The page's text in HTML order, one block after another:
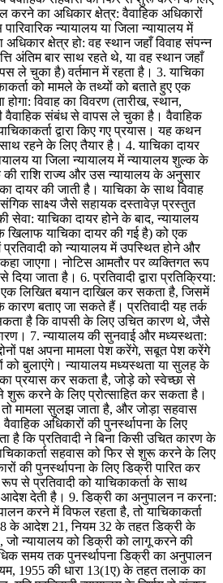
का अधिकार क्षेत्र: वैवाहिक अधिकारों
न्यायालय या जिला न्यायालय में
क्षेत्र हो: वह स्थान जहाँ विवाह संपन्न
अंतिम बार साथ रहते थे, या वह स्थान जहाँ
ले चुका है) वर्तमान में रहता है। 3. याचिका
को मामले के तथ्यों को बताते हुए एक
होगा: विवाह का विवरण (तारीख, स्थान,
वैवाहिक संबंध से वापस ले चुका है। वैवाहिक
द्वारा किए गए प्रयास। यह कथन
साथ रहने के लिए तैयार है। 4. याचिका दायर
या जिला न्यायालय में न्यायालय शुल्क के
राशि राज्य और उस न्यायालय के अनुसार
दायर की जाती है। याचिका के साथ विवाह
साक्ष्य जैसे सहायक दस्तावेज़ प्रस्तुत
सेवा: याचिका दायर होने के बाद, न्यायालय
खिलाफ याचिका दायर की गई है) को एक
को न्यायालय में उपस्थित होने और
जाएगा। नोटिस आमतौर पर व्यक्तिगत रूप
जाता है। 6. प्रतिवादी द्वारा प्रतिक्रिया:
एक लिखित बयान दाखिल कर सकता है, जिसमें
बताए जा सकते हैं। प्रतिवादी यह तर्क
है कि वापसी के लिए उचित कारण थे, जैसे
7. न्यायालय की सुनवाई और मध्यस्थता:
पक्ष अपना मामला पेश करेंगे, सबूत पेश करेंगे
को बुलाएंगे। न्यायालय मध्यस्थता या सुलह के
प्रयास कर सकता है, जोड़े को स्वेच्छा से
शुरू करने के लिए प्रोत्साहित कर सकता है।
मामला सुलझ जाता है, और जोड़ा सहवास
अधिकारों की पुनर्स्थापना के लिए
है कि प्रतिवादी ने बिना किसी उचित कारण के
सहवास को फिर से शुरू करने के लिए
की पुनर्स्थापना के लिए डिक्री पारित कर
से प्रतिवादी को याचिकाकर्ता के साथ
देती है। 9. डिक्री का अनुपालन न करना:
करने में विफल रहता है, तो याचिकाकर्ता
के आदेश 21, नियम 32 के तहत डिक्री के
जो न्यायालय को डिक्री को लागू करने की
समय तक पुनर्स्थापना डिक्री का अनुपालन
1955 की धारा 13(1ए) के तहत तलाक का